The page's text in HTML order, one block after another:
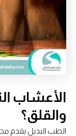
الأعشاب
والقلق؟
الطب البديل يقدم